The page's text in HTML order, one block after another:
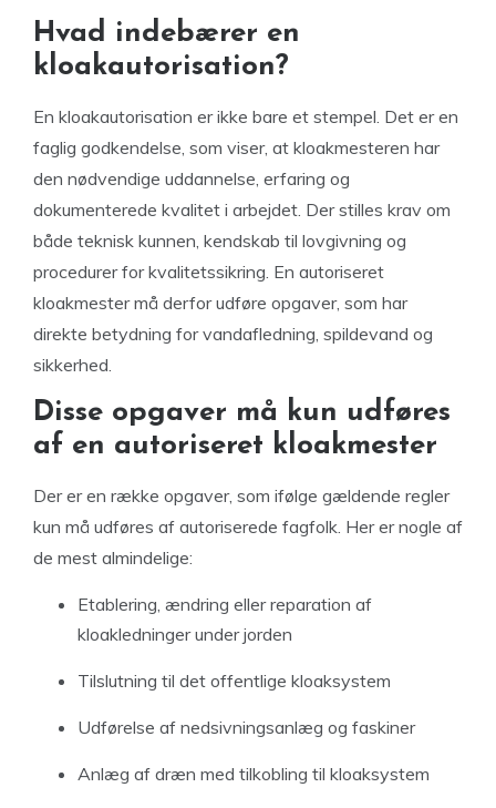
Hvad indebærer en
kloakautorisation?
En kloakautorisation er ikke bare et stempel. Det er en
faglig godkendelse, som viser, at kloakmesteren har
den nødvendige uddannelse, erfaring og
dokumenterede kvalitet i arbejdet. Der stilles krav om
både teknisk kunnen, kendskab til lovgivning og
procedurer for kvalitetssikring. En autoriseret
kloakmester må derfor udføre opgaver, som har
direkte betydning for vandafledning, spildevand og
sikkerhed.
Disse opgaver må kun udføres
af en autoriseret kloakmester
Der er en række opgaver, som ifølge gældende regler
kun må udføres af autoriserede fagfolk. Her er nogle af
de mest almindelige:
Etablering, ændring eller reparation af
kloakledninger under jorden
Tilslutning til det offentlige kloaksystem
Udførelse af nedsivningsanlæg og faskiner
Anlæg af dræn med tilkobling til kloaksystem